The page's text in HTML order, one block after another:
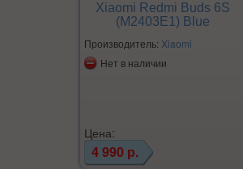
Xiaomi Redmi Buds 6S
(M2403E1) Blue
Производитель: Xiaomi
Нет в наличии
Цена:
4 990 р.